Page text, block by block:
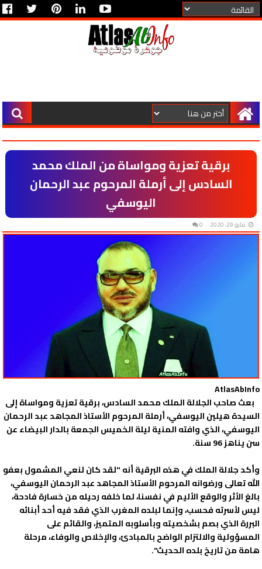
برقية تعزية ومواساة من الملك محمد
السادس إلى أرملة المرحوم عبد الرحمان
اليوسفي
مايو 29, 2020 0
AtlasAbInfo
بعث صاحب الجلالة الملك محمد السادس، برقية تعزية ومواساة إلى
السيدة هيلين اليوسفي، أرملة المرحوم الأستاذ المجاهد عبد الرحمان
اليوسفي، الذي وافته المنية ليلة الخميس الجمعة بالدار البيضاء عن
سن يناهز 96 سنة.
وأكد جلالة الملك في هذه البرقية أنه "لقد كان لنعي المشمول بعفو
الله تعالى ورضوانه المرحوم الأستاذ المجاهد عبد الرحمان اليوسفي،
بالغ الأثر والوقع الأليم في نفسنا، لما خلفه رحيله من خسارة فادحة،
ليس لأسرته فحسب، وإنما لبلده المغرب الذي فقد فيه أحد أبنائه
البررة الذي بصم بشخصيته وبأسلوبه المتميز، والقائم على
المسؤولية والالتزام الواضح بالمبادئ، والإخلاص والوفاء، مرحلة
هامة من تاريخ بلده الحديث".